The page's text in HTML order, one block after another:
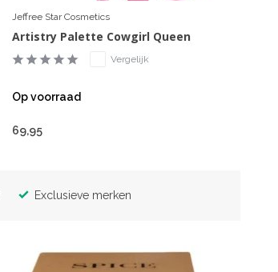
Jeffree Star Cosmetics
Artistry Palette Cowgirl Queen
Vergelijk
Op voorraad
69,95
Exclusieve merken